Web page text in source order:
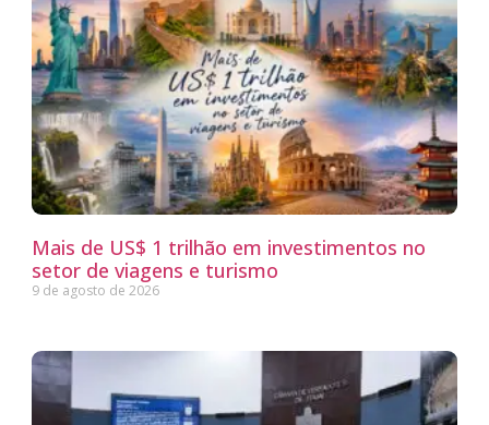
Mais de US$ 1 trilhão em investimentos no
setor de viagens e turismo
9 de agosto de 2026